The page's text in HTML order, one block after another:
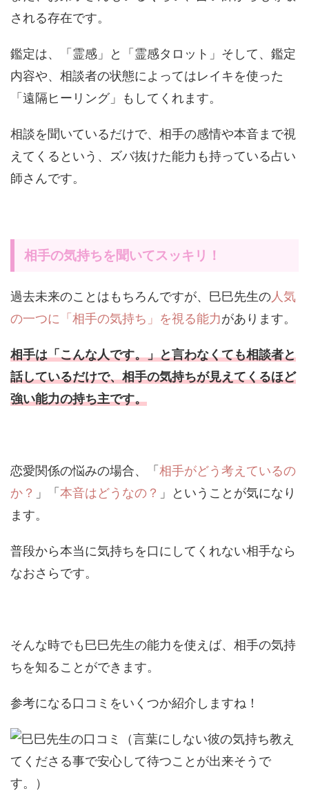
される存在です。
鑑定は、「霊感」と「霊感タロット」そして、鑑定
内容や、相談者の状態によってはレイキを使った
「遠隔ヒーリング」もしてくれます。
相談を聞いているだけで、相手の感情や本音まで視
えてくるという、ズバ抜けた能力も持っている占い
師さんです。
相手の気持ちを聞いてスッキリ！
過去未来のことはもちろんですが、巳巳先生の人気
の一つに「相手の気持ち」を視る能力があります。
相手は「こんな人です。」と言わなくても相談者と
話しているだけで、相手の気持ちが見えてくるほど
強い能力の持ち主です。
恋愛関係の悩みの場合、「 相手がどう考えているの
か？ 」「 本音はどうなの？ 」ということが気になり
ます。
普段から本当に気持ちを口にしてくれない相手なら
なおさらです。
そんな時でも巳巳先生の能力を使えば、相手の気持
ちを知ることができます。
参考になる口コミをいくつか紹介しますね！